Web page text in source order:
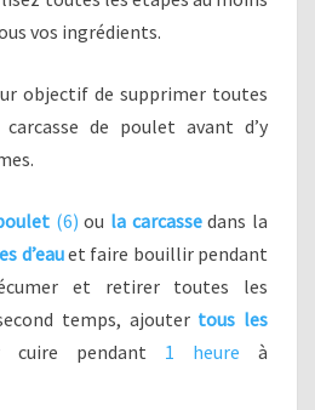
vos ingrédients.
objectif de supprimer toutes
de poulet avant d’y
(6) ou la carcasse dans la
d’eauet faire bouillir pendant
et retirer toutes les
temps, ajouter tous les
cuire pendant 1 heure à